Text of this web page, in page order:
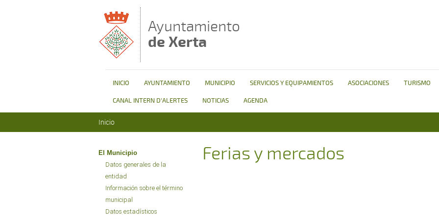
Ayuntamiento
de Xerta
INICIO AYUNTAMIENTO MUNICIPIO SERVICIOS Y EQUIPAMIENTOS ASOCIACIONES TURISMO
CANAL INTERN D'ALERTES NOTICIAS AGENDA
Se encuentra usted aquí
Inicio
El Municipio
Datos generales de la
entidad
Información sobre el término
municipal
Datos estadísticos
Ferias y mercados